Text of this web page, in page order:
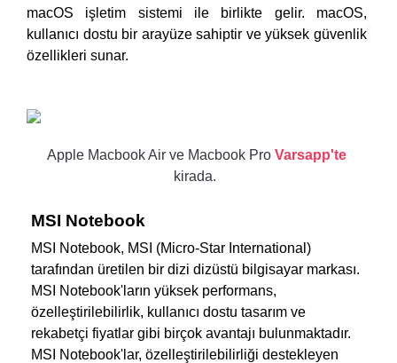
macOS işletim sistemi ile birlikte gelir. macOS,
kullanıcı dostu bir arayüze sahiptir ve yüksek güvenlik
özellikleri sunar.
Apple Macbook Air ve Macbook Pro Varsapp'te
kirada.
MSI Notebook
MSI Notebook, MSI (Micro-Star International)
tarafından üretilen bir dizi dizüstü bilgisayar markası.
MSI Notebook'ların yüksek performans,
özelleştirilebilirlik, kullanıcı dostu tasarım ve
rekabetçi fiyatlar gibi birçok avantajı bulunmaktadır.
MSI Notebook'lar, özelleştirilebilirliği destekleyen